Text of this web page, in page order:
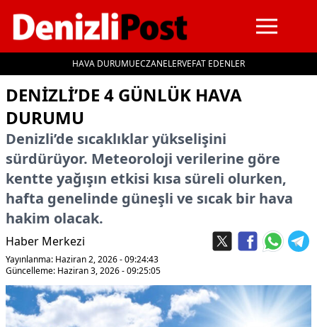
HAVA DURUMUECZANELERVEFAT EDENLER
İçeriğe geç
DENIZLI’DE 4 GÜNLÜK HAVA
DURUMU
Denizli’de sıcaklıklar yükselişini
sürdürüyor. Meteoroloji verilerine göre
kentte yağışın etkisi kısa süreli olurken,
hafta genelinde güneşli ve sıcak bir hava
hakim olacak.
Haber Merkezi
Yayınlanma: Haziran 2, 2026 - 09:24:43
Güncelleme: Haziran 3, 2026 - 09:25:05